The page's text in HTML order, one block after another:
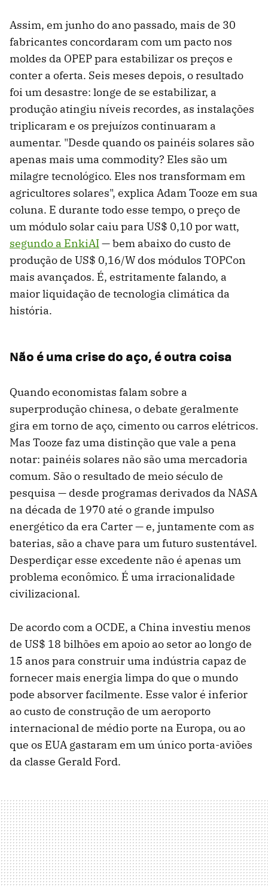
Assim, em junho do ano passado, mais de 30
fabricantes concordaram com um pacto nos
moldes da OPEP para estabilizar os preços e
conter a oferta. Seis meses depois, o resultado
foi um desastre: longe de se estabilizar, a
produção atingiu níveis recordes, as instalações
triplicaram e os prejuízos continuaram a
aumentar. "Desde quando os painéis solares são
apenas mais uma commodity? Eles são um
milagre tecnológico. Eles nos transformam em
agricultores solares", explica Adam Tooze em sua
coluna. E durante todo esse tempo, o preço de
um módulo solar caiu para US$ 0,10 por watt,
segundo a EnkiAI— bem abaixo do custo de
produção de US$ 0,16/W dos módulos TOPCon
mais avançados. É, estritamente falando, a
maior liquidação de tecnologia climática da
história.
Não é uma crise do aço, é outra coisa
Quando economistas falam sobre a
superprodução chinesa, o debate geralmente
gira em torno de aço, cimento ou carros elétricos.
Mas Tooze faz uma distinção que vale a pena
notar: painéis solares não são uma mercadoria
comum. São o resultado de meio século de
pesquisa — desde programas derivados da NASA
na década de 1970 até o grande impulso
energético da era Carter — e, juntamente com as
baterias, são a chave para um futuro sustentável.
Desperdiçar esse excedente não é apenas um
problema econômico. É uma irracionalidade
civilizacional.
De acordo com a OCDE, a China investiu menos
de US$ 18 bilhões em apoio ao setor ao longo de
15 anos para construir uma indústria capaz de
fornecer mais energia limpa do que o mundo
pode absorver facilmente. Esse valor é inferior
ao custo de construção de um aeroporto
internacional de médio porte na Europa, ou ao
que os EUA gastaram em um único porta-aviões
da classe Gerald Ford.